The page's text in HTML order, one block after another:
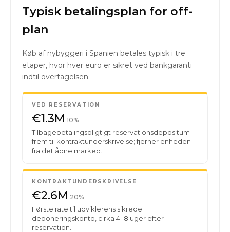
Typisk betalingsplan for off-
plan
Køb af nybyggeri i Spanien betales typisk i tre
etaper, hvor hver euro er sikret ved bankgaranti
indtil overtagelsen.
VED RESERVATION
€1.3M 10%
Tilbagebetalingspligtigt reservationsdepositum
frem til kontraktunderskrivelse; fjerner enheden
fra det åbne marked.
KONTRAKTUNDERSKRIVELSE
€2.6M 20%
Første rate til udviklerens sikrede
deponeringskonto, cirka 4–8 uger efter
reservation.